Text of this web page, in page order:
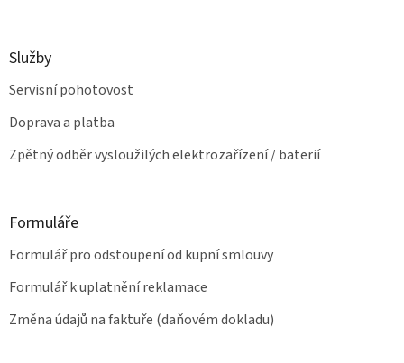
Služby
Servisní pohotovost
Doprava a platba
Zpětný odběr vysloužilých elektrozařízení / baterií
Formuláře
Formulář pro odstoupení od kupní smlouvy
Formulář k uplatnění reklamace
Změna údajů na faktuře (daňovém dokladu)